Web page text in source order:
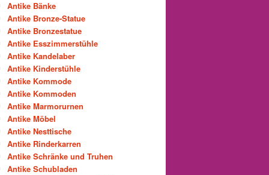
Antike Bänke
Antike Bronze-Statue
Antike Bronzestatue
Antike Esszimmerstühle
Antike Kandelaber
Antike Kinderstühle
Antike Kommode
Antike Kommoden
Antike Marmorurnen
Antike Möbel
Antike Nesttische
Antike Rinderkarren
Antike Schränke und Truhen
Antike Schubladen